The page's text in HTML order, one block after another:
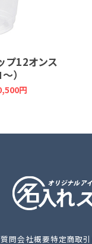
プ12オンス
）
円
質問会社概要特定商取